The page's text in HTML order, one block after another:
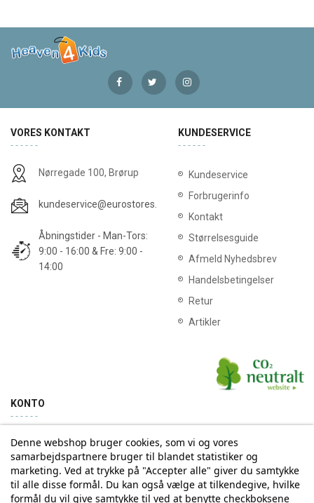
VORES KONTAKT
Nørregade 100, Brørup
kundeservice@eurostores.dk
Åbningstider - Man-Tors:
9:00 - 16:00 & Fre: 9:00 -
14:00
KUNDESERVICE
Kundeservice
Forbrugerinfo
Kontakt
Størrelsesguide
Afmeld Nyhedsbrev
Handelsbetingelser
Retur
Artikler
KONTO
Min konto Ordrehistorik
Tilmelding til Nyhedsbrev
Denne webshop bruger cookies, som vi og vores
samarbejdspartnere bruger til blandet statistiker og
marketing. Ved at trykke på "Accepter alle" giver du samtykke
til alle disse formål. Du kan også vælge at tilkendegive, hvilke
formål du vil give samtykke til ved at benytte checkboksene